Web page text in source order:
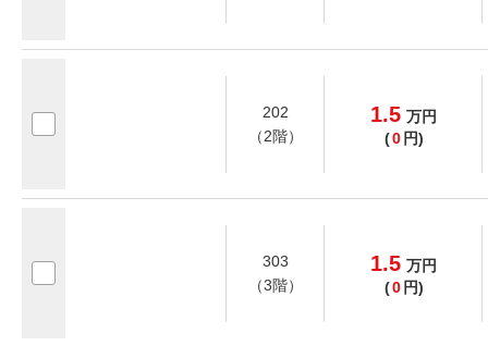
202
（2階）
1.5 万円
(0 円)
303
（3階）
1.5 万円
(0 円)